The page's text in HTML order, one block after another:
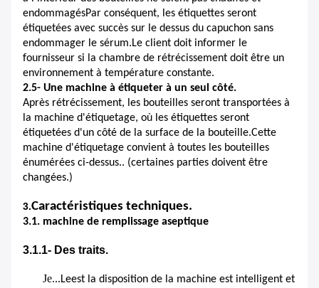
endommagésPar conséquent, les étiquettes seront
étiquetées avec succès sur le dessus du capuchon sans
endommager le sérum.Le client doit informer le
fournisseur si la chambre de rétrécissement doit être un
environnement à température constante.
2.5- Une machine à étiqueter à un seul côté.
Après rétrécissement, les bouteilles seront transportées à
la machine d'étiquetage, où les étiquettes seront
étiquetées d'un côté de la surface de la bouteille.Cette
machine d'étiquetage convient à toutes les bouteilles
énumérées ci-dessus.. (certaines parties doivent être
changées.)
3.Caractéristiques techniques.
3.1. machine de remplissage aseptique
3.1.1- Des traits.
Je...Leest la disposition de la machine est intelligent et